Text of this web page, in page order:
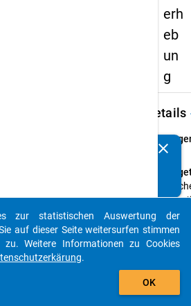
erh
eb
un
g
Details
37
üben/
Ihre
aus?
clear
auto_stories
add_shopping_cart
zur statistischen Auswertung der
auf dieser Seite weitersurfen stimmen
zu. Weitere Informationen zu Cookies
.
OK